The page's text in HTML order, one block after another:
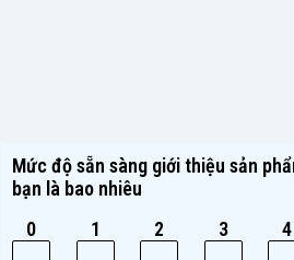
Mức độ sẵn sàng giới thiệu sản
bạn là bao nhiêu
0
1 2 3 4